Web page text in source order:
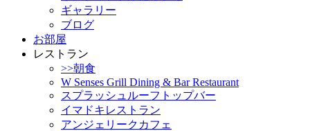
ギャラリー
ブログ
お部屋
レストラン
>>朝食
W Senses Grill Dining & Bar Restaurant
スプラッシュルーフトップバー
イマドキレストラン
アンジェリークカフェ